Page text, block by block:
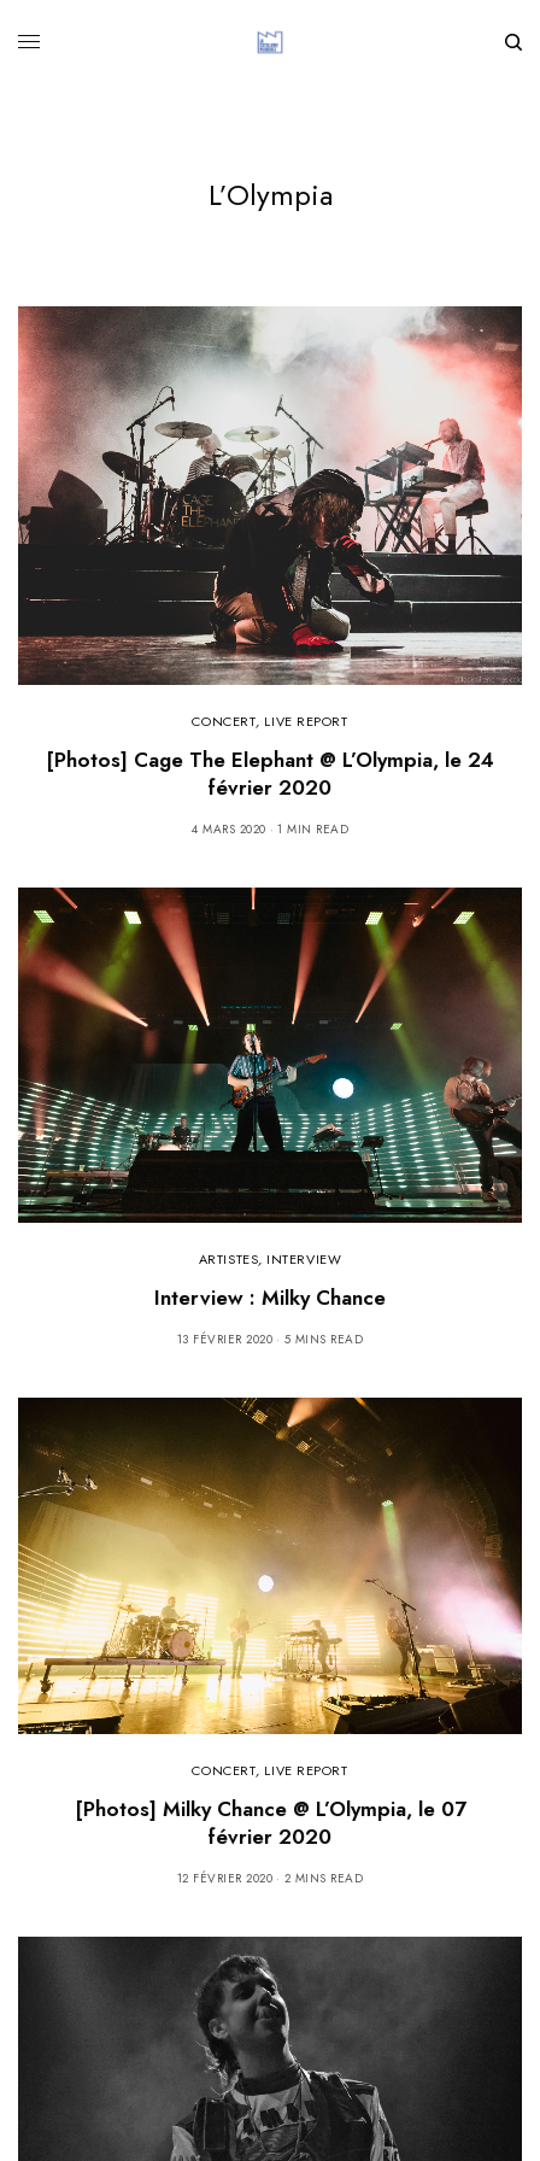
L’Olympia
CONCERT, LIVE REPORT
[Photos] Cage The Elephant @ L’Olympia, le 24
février 2020
4 MARS 2020 1 MIN READ
ARTISTES, INTERVIEW
Interview : Milky Chance
13 FÉVRIER 2020 5 MINS READ
CONCERT, LIVE REPORT
[Photos] Milky Chance @ L’Olympia, le 07
février 2020
12 FÉVRIER 2020 2 MINS READ